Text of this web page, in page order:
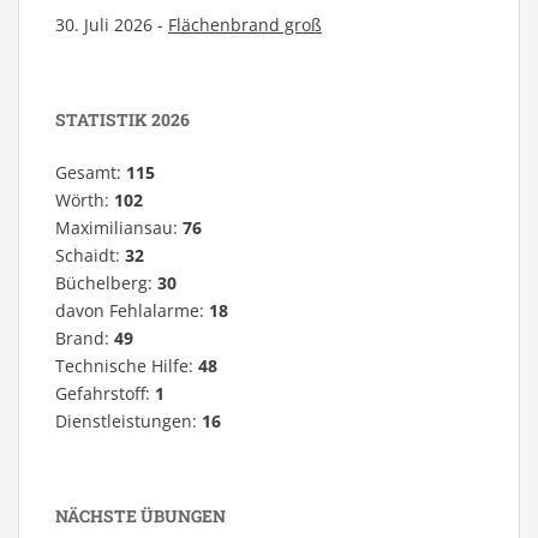
30. Juli 2026 - Flächenbrand groß
STATISTIK 2026
Gesamt: 115
Wörth: 102
Maximiliansau: 76
Schaidt: 32
Büchelberg: 30
davon Fehlalarme: 18
Brand: 49
Technische Hilfe: 48
Gefahrstoff: 1
Dienstleistungen: 16
NÄCHSTE ÜBUNGEN